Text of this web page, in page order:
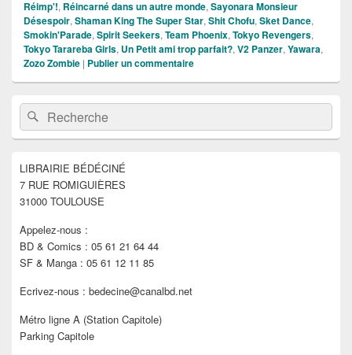
Réimp'!, Réincarné dans un autre monde, Sayonara Monsieur
Désespoir, Shaman King The Super Star, Shit Chofu, Sket Dance,
Smokin'Parade, Spirit Seekers, Team Phoenix, Tokyo Revengers,
Tokyo Tarareba Girls, Un Petit ami trop parfait?, V2 Panzer, Yawara,
Zozo Zombie | Publier un commentaire
Zone
principale
de
widget
barre
latérale
Recherche :Rechercher
LIBRAIRIE BÉDÉCINÉ
7 RUE ROMIGUIÈRES
31000 TOULOUSE
Appelez-nous :
BD & Comics : 05 61 21 64 44
SF & Manga : 05 61 12 11 85
Ecrivez-nous : bedecine@canalbd.net
Métro ligne A (Station Capitole)
Parking Capitole